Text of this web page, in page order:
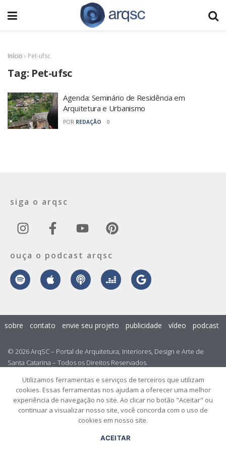
Início › Pet-ufsc
Tag: Pet-ufsc
Agenda: Seminário de Residência em
Arquitetura e Urbanismo
POR REDAÇÃO 0
siga o arqsc
ouça o podcast arqsc
© 2026 ArqSC – Portal de Arquitetura, Interiores, Design e Arte de
Santa Catarina – Todos os Direitos Reservados.
sobre contato envie seu projeto publicidade vídeo podcast
Utilizamos ferramentas e serviços de terceiros que utilizam
cookies. Essas ferramentas nos ajudam a oferecer uma melhor
experiência de navegação no site. Ao clicar no botão "Aceitar" ou
continuar a visualizar nosso site, você concorda com o uso de
cookies em nosso site.
ACEITAR